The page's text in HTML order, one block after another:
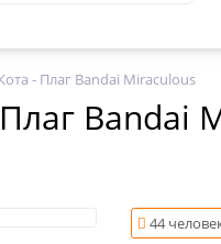
- Плаг Bandai Miraculous
Bandai
44